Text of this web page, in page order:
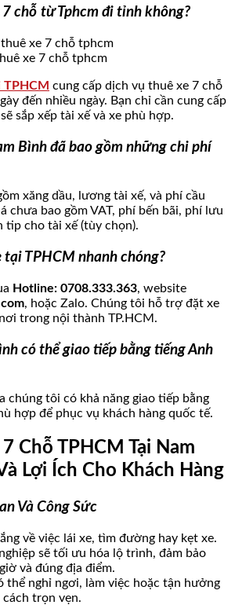
7 chỗ từ Tphcm đi tỉnh không?
xe 7 chỗ tphcm
TPHCM cung cấp dịch vụ thuê xe 7 chỗ
đến nhiều ngày. Bạn chỉ cần cung cấp
sắp xếp tài xế và xe phù hợp.
Bình đã bao gồm những chi phí
xăng dầu, lương tài xế, và phí cầu
chưa bao gồm VAT, phí bến bãi, phí lưu
tip cho tài xế (tùy chọn).
tại TPHCM nhanh chóng?
Hotline: 0708.333.363, website
, hoặc Zalo. Chúng tôi hỗ trợ đặt xe
trong nội thành TP.HCM.
có thể giao tiếp bằng tiếng Anh
chúng tôi có khả năng giao tiếp bằng
hợp để phục vụ khách hàng quốc tế.
Chỗ TPHCM Tại Nam
Lợi Ích Cho Khách Hàng
Và Công Sức
về việc lái xe, tìm đường hay kẹt xe.
sẽ tối ưu hóa lộ trình, đảm bảo
và đúng địa điểm.
thể nghỉ ngơi, làm việc hoặc tận hưởng
trọn vẹn.